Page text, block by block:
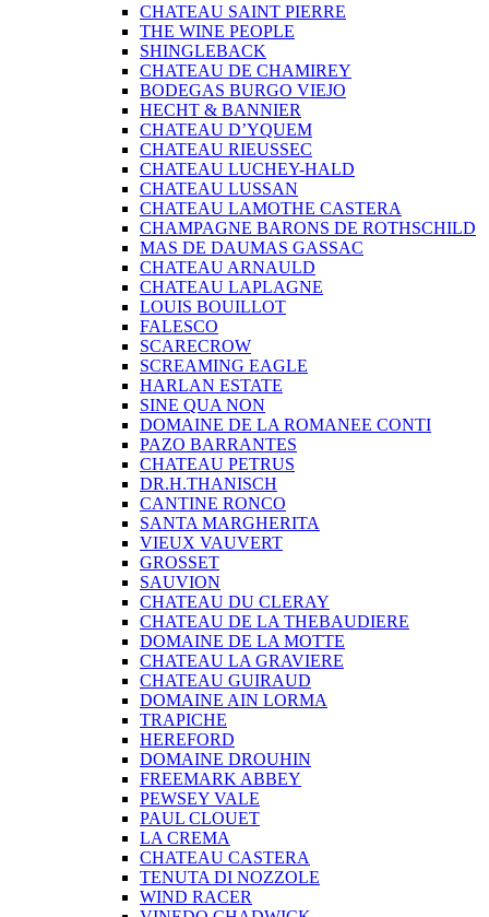
CHATEAU SAINT PIERRE
THE WINE PEOPLE
SHINGLEBACK
CHATEAU DE CHAMIREY
BODEGAS BURGO VIEJO
HECHT & BANNIER
CHATEAU D’YQUEM
CHATEAU RIEUSSEC
CHATEAU LUCHEY-HALD
CHATEAU LUSSAN
CHATEAU LAMOTHE CASTERA
CHAMPAGNE BARONS DE ROTHSCHILD
MAS DE DAUMAS GASSAC
CHATEAU ARNAULD
CHATEAU LAPLAGNE
LOUIS BOUILLOT
FALESCO
SCARECROW
SCREAMING EAGLE
HARLAN ESTATE
SINE QUA NON
DOMAINE DE LA ROMANEE CONTI
PAZO BARRANTES
CHATEAU PETRUS
DR.H.THANISCH
CANTINE RONCO
SANTA MARGHERITA
VIEUX VAUVERT
GROSSET
SAUVION
CHATEAU DU CLERAY
CHATEAU DE LA THEBAUDIERE
DOMAINE DE LA MOTTE
CHATEAU LA GRAVIERE
CHATEAU GUIRAUD
DOMAINE AIN LORMA
TRAPICHE
HEREFORD
DOMAINE DROUHIN
FREEMARK ABBEY
PEWSEY VALE
PAUL CLOUET
LA CREMA
CHATEAU CASTERA
TENUTA DI NOZZOLE
WIND RACER